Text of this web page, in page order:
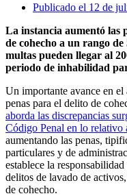
Publicado el 12 de
La instancia aumentó las
de cohecho a un rango
multas pueden llegar al
periodo de inhabilidad
Un importante avance en el
penas para el delito de
aborda las discrepancias
Código Penal en lo relativo
aumentando las penas,
particulares y de
establece la
delitos de lavado de
de cohecho.